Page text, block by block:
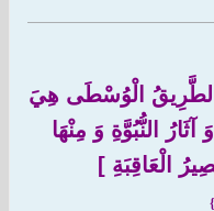
الطَّرِيقُ الْوُسْطَى هِيَ
آثَارُ النُّبُوَّةِ وَ مِنْهَا
الْعَاقِبَةِ ]